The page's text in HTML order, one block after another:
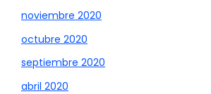
noviembre 2020
octubre 2020
septiembre 2020
abril 2020